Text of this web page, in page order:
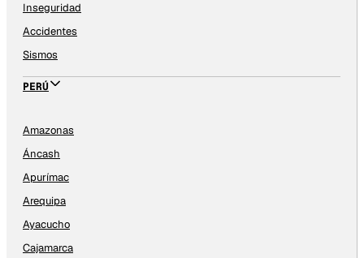
Inseguridad
Accidentes
Sismos
PERÚ
Amazonas
Áncash
Apurímac
Arequipa
Ayacucho
Cajamarca